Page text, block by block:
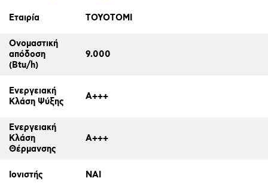
Εταιρία TOYOTOMI
Ονομαστική
απόδοση
(Btu/h)
9.000
Ενεργειακή
Κλάση Ψύξης
A+++
Ενεργειακή
Κλάση
Θέρμανσης
A+++
Ιονιστής ΝΑΙ